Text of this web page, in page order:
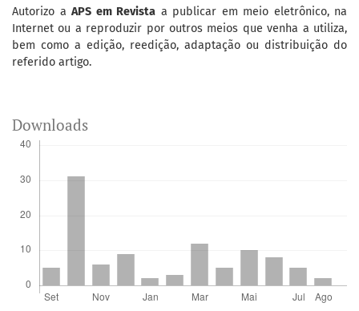
Autorizo a APS em Revista a publicar em meio eletrônico, na
Internet ou a reproduzir por outros meios que venha a utiliza,
bem como a edição, reedição, adaptação ou distribuição do
referido artigo.
Downloads